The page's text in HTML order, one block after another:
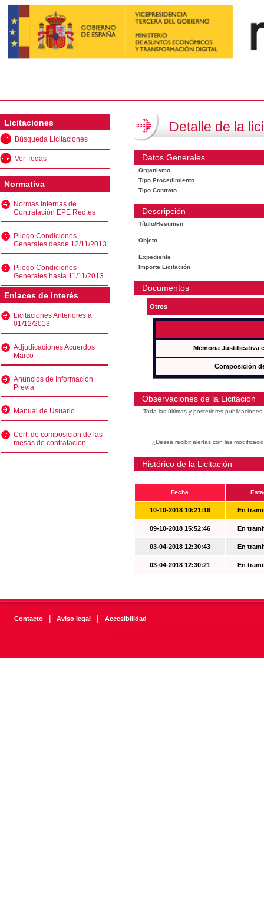
Licitaciones
Búsqueda Licitaciones
Ver Todas
Normativa
Normas Internas de
Contratación EPE Red.es
Pliego Condiciones
Generales desde 12/11/2013
Pliego Condiciones
Generales hasta 11/11/2013
Enlaces de interés
Licitaciones Anteriores a
01/12/2013
Adjudicaciones Acuerdos
Marco
Anuncios de Informacion
Previa
Manual de Usuario
Cert. de composicion de las
mesas de contratacion
Detalle de la
Datos Generales
Organismo
Tipo Procedimiento
Tipo Contrato
Descripción
Título/Resumen
Objeto
Expediente
Importe Licitación
Documentos
Otros
Memoria Justificativa
Composición
Observaciones de la Licitacion
Toda las últimas y posteriores
¿Desea recibir alertas con las
Histórico de la Licitación
Fecha
10-10-2018 10:21:16 En
09-10-2018 15:52:46 En
03-04-2018 12:30:43 En
03-04-2018 12:30:21 En
Contacto | Aviso legal | Accesibilidad